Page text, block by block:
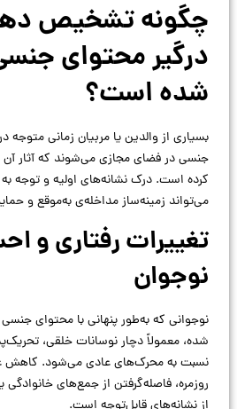
چگونه تشخیص
درگیر محتوای
شده است؟
بسیاری از والدین یا مربیان زمانی متوجه
جنسی در فضای مجازی می‌شوند که آثار آن
کرده است. درک نشانه‌های اولیه و توجه به
می‌تواند زمینه‌ساز مداخله‌ی به‌موقع و
تغییرات رفتاری و
نوجوان
نوجوانی که به‌طور پنهانی با محتوای
شده، معمولاً دچار نوسانات خلقی،
نسبت به محرک‌های عادی می‌شود. کاهش
روزمره، فاصله‌گرفتن از جمع‌های خانوادگی